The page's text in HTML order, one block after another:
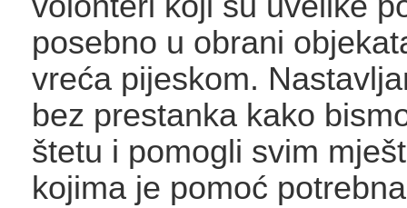
posebno u obrani
vreća pijeskom.
bez prestanka kako
štetu i pomogli svim
kojima je pomoć